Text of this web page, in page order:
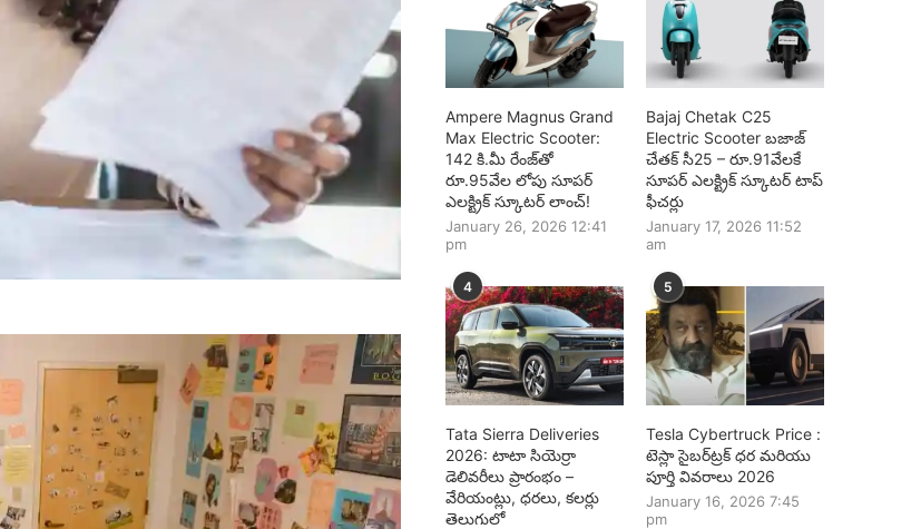
Ampere Magnus Grand
Max Electric Scooter:
142 కి.మీ రేంజ్‌తో
రూ.95వేల లోపు సూపర్
ఎలక్ట్రిక్ స్కూటర్ లాంచ్!
January 26, 2026 12:41
pm
Bajaj Chetak C25
Electric Scooter బజాజ్
చేతక్ సీ25 – రూ.91వేలకే
సూపర్ ఎలక్ట్రిక్ స్కూటర్ టాప్
ఫీచర్లు
January 17, 2026 11:52
am
4
Tata Sierra Deliveries
2026: టాటా సియెర్రా
డెలివరీలు ప్రారంభం –
వేరియంట్లు, ధరలు, కలర్లు
తెలుగులో
5
Tesla Cybertruck Price :
టెస్లా సైబర్‌ట్రక్ ధర మరియు
పూర్తి వివరాలు 2026
January 16, 2026 7:45
pm